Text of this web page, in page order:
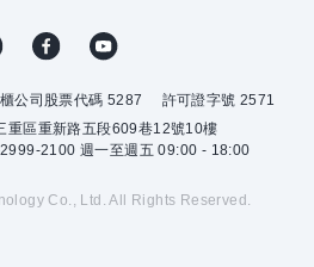
公司股票代碼 5287
許可證字號 2571
重區重新路五段609巷12號10樓
2100 週一至週五 09:00 - 18:00
Co., Ltd. All Rights Reserved.